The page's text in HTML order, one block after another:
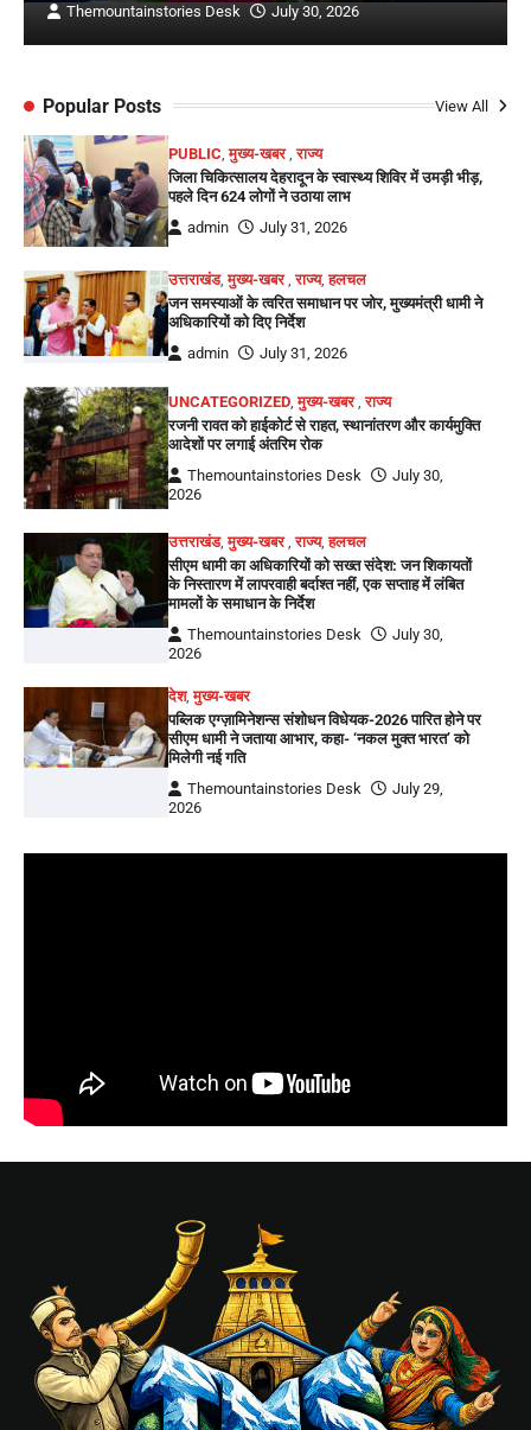
Themountainstories Desk July 30, 2026
Popular Posts View All
PUBLIC ,मुख्य-खबर ,राज्य
जिला चिकित्सालय देहरादून के स्वास्थ्य शिविर में उमड़ी भीड़,
पहले दिन 624 लोगों ने उठाया लाभ
admin
July 31, 2026
उत्तराखंड,मुख्य-खबर ,राज्य,हलचल
जन समस्याओं के त्वरित समाधान पर जोर, मुख्यमंत्री धामी ने
अधिकारियों को दिए निर्देश
admin
July 31, 2026
UNCATEGORIZED ,मुख्य-खबर ,राज्य
रजनी रावत को हाईकोर्ट से राहत, स्थानांतरण और कार्यमुक्ति
आदेशों पर लगाई अंतरिम रोक
Themountainstories Desk
July 30,
2026
उत्तराखंड,मुख्य-खबर,राज्य,हलचल
सीएम धामी का अधिकारियों को सख्त संदेश: जन शिकायतों
के निस्तारण में लापरवाही बर्दाश्त नहीं, एक सप्ताह में लंबित
मामलों के समाधान के निर्देश
Themountainstories Desk
July 30,
2026
देश,मुख्य-खबर
पब्लिक एग्ज़ामिनेशन्स संशोधन विधेयक-2026 पारित होने पर
सीएम धामी ने जताया आभार, कहा- ‘नकल मुक्त भारत’ को
मिलेगी नई गति
Themountainstories Desk
July 29,
2026